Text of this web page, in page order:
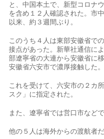
と、中国本土で、新型コロナ
を含め１２人確認された。市
以来、約３週間ぶり。
このうち４人は東部安徽省で
接点があった。新華社通信に
部遼寧省の大連から安徽省に
安徽省六安市で濃厚接触した。
これを受けて、六安市の２カ
スク」に指定された。
また、遼寧省では営口市など
他の５人は海外からの渡航者だ